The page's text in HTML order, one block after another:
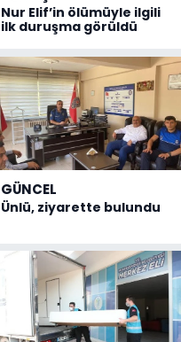
Nur Elif’in ölümüyle ilgili
ilk duruşma görüldü
GÜNCEL
Ünlü, ziyarette bulundu